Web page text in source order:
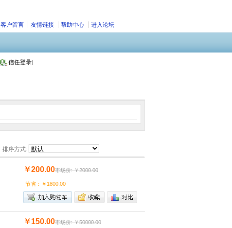
客户留言 友情链接 帮助中心 进入论坛
信任登录]
排序方式:
￥200.00市场价: ￥2000.00
节省：￥1800.00
￥150.00市场价: ￥50000.00